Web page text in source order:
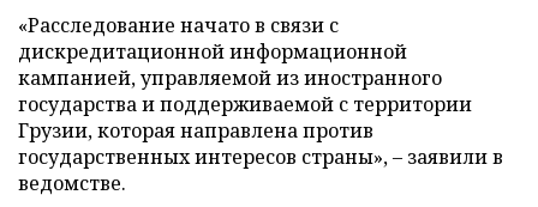
«Расследование начато в связи с
дискредитационной информационной
кампанией, управляемой из иностранного
государства и поддерживаемой с территории
Грузии, которая направлена против
государственных интересов страны», – заявили в
ведомстве.